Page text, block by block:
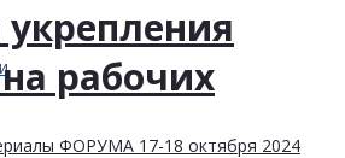
ФОРУМА 17-18 октября 2024
рабочих